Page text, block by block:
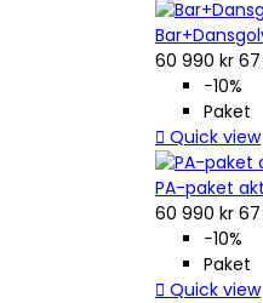
60 990 kr
−10%
Paket
 Quick view
PA-paket
60 990 kr
−10%
Paket
 Quick view